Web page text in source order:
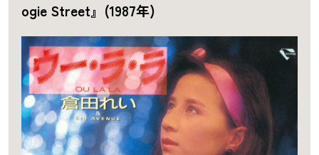
ogie Street』 (1987年)